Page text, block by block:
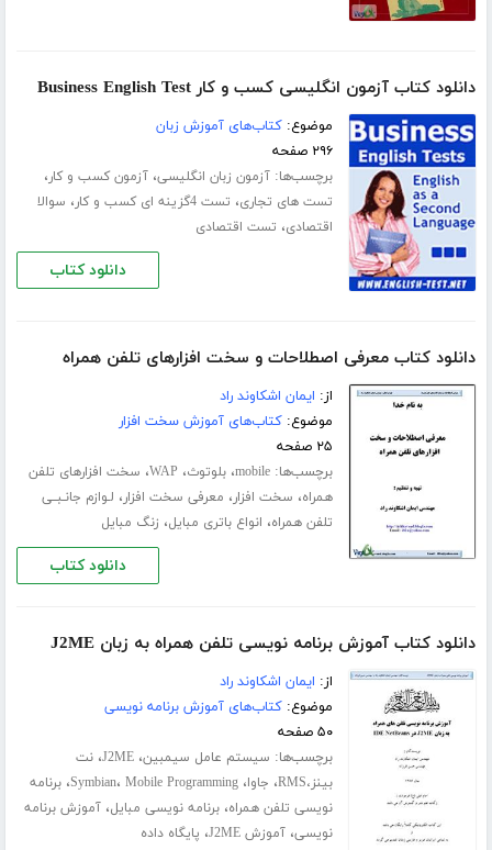
دانلود کتاب آزمون انگلیسی کسب و کار Business English Test
موضوع:کتاب‌های آموزش زبان
۲۹۶ صفحه
برچسب‌ها:آزمون زبان انگلیسی،آزمون کسب و کار،
تست های تجاری، تست 4گزینه ای کسب و کار ، سوالا
اقتصادی، تست اقتصادی
دانلود کتاب
دانلود کتاب معرفی اصطلاحات و سخت افزارهای تلفن همراه
از: ایمان اشکاوند راد
موضوع:کتاب‌های آموزش سخت افزار
۲۵ صفحه
برچسب‌ها:mobile،بلوتوث، WAP، سخت افزارهای تلفن
همراه، سخت افزار، معرفی سخت افزار، لـوازم جانـبــی
تلفن همراه، انواع باتری مبایل، زنگ مبایل
دانلود کتاب
دانلود کتاب آموزش برنامه نویسی تلفن همراه به زبان J2ME
از: ایمان اشکاوند راد
موضوع:کتاب‌های آموزش برنامه نویسی
۵۰ صفحه
برچسب‌ها: سیستم عامل سیمبین،J2ME،نت
بینز،RMS
، جاوا، Symbian، Mobile Programming ،برنامه
نویسی تلفن همراه،برنامه نویسی مبایل،آموزش برنامه
نویسی،آموزش J2ME ، پایگاه داده